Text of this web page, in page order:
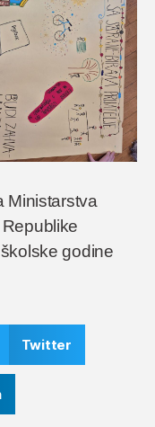
Ministarstva
godine
Twitter